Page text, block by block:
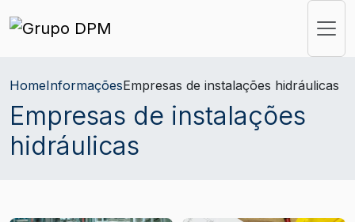
HomeInformaçõesEmpresas de instalações hidráulicas
Empresas de instalações
hidráulicas